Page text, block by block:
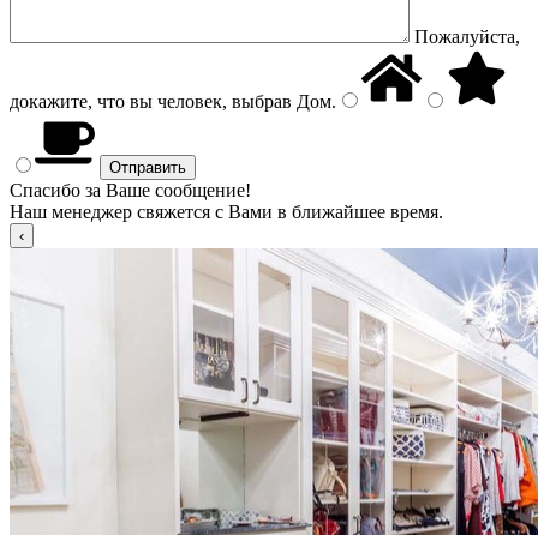
Пожалуйста,
докажите, что вы человек, выбрав Дом.
Спасибо за Ваше сообщение!
Наш менеджер свяжется с Вами в ближайшее время.